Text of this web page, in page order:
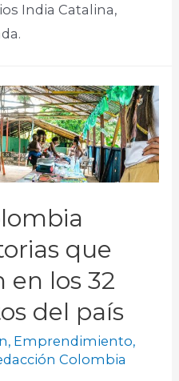
India Catalina,
que
en los 32
del país
, Emprendimiento,
Colombia